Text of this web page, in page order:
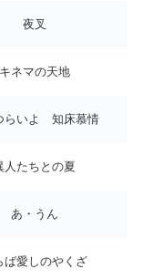
夜叉
キネマの天地
らいよ 知床慕情
人たちとの夏
あ・うん
ば愛しのやくざ